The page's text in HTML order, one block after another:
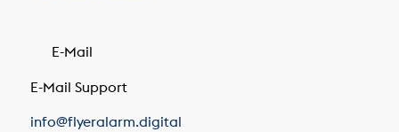
E-Mail
E-Mail Support
info@flyeralarm.digital